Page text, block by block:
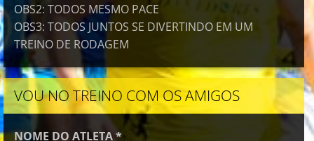
OBS2: TODOS MESMO PACE
OBS3: TODOS JUNTOS SE DIVERTINDO EM UM
TREINO DE RODAGEM
VOU NO TREINO COM OS AMIGOS
NOME DO ATLETA *